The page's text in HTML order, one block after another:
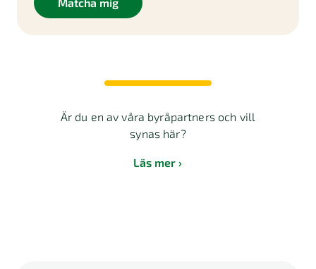
Är du en av våra byråpartners och vill
synas här?
Läs mer